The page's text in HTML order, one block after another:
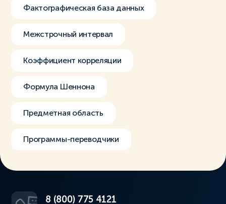
Фактографическая база данных
Межстрочный интервал
Коэффициент корреляции
Формула Шеннона
Предметная область
Программы-переводчики
8 (800) 775 4121